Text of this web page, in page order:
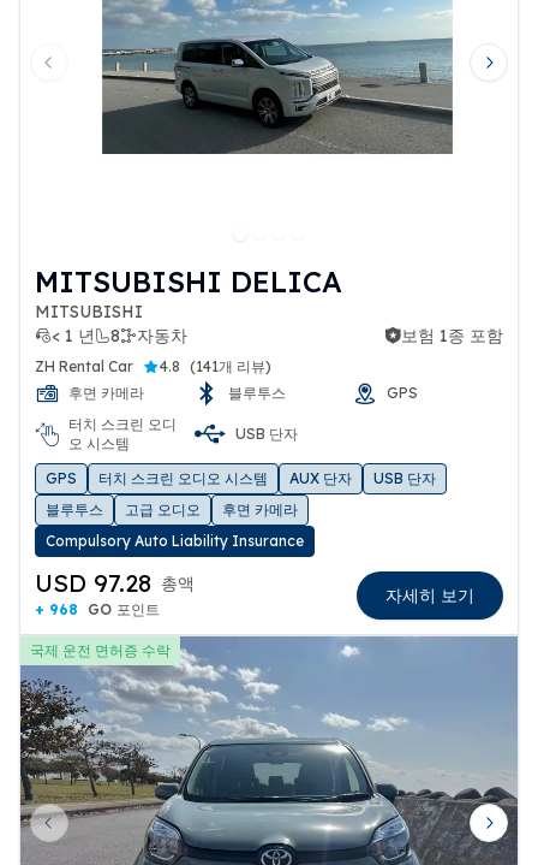
Previous slide Next
MITSUBISHI DELICA
MITSUBISHI
< 1 년
8 자동차
보험 1종 포함 보험 1종 포함
ZH Rental Car 4.8 (141개 리뷰)
후면 카메라
블루투스
GPS
터치 스크린 오디
오 시스템
USB 단자
GPS 터치 스크린 오디오 시스템 AUX 단자
USB 단자
블루투스
고급 오디오
후면 카메라
Compulsory Auto Liability Insurance
USD 97.28 총액
+ 968 GO 포인트
자세히 보기
국제 운전 면허증 수락
Previous slide Next